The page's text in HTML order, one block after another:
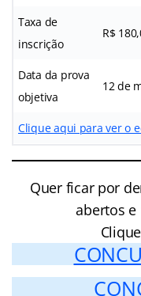
Taxa de
inscrição
R$
Data da prova
objetiva
12 de
Clique aqui para ver o
Quer ficar por
abertos e